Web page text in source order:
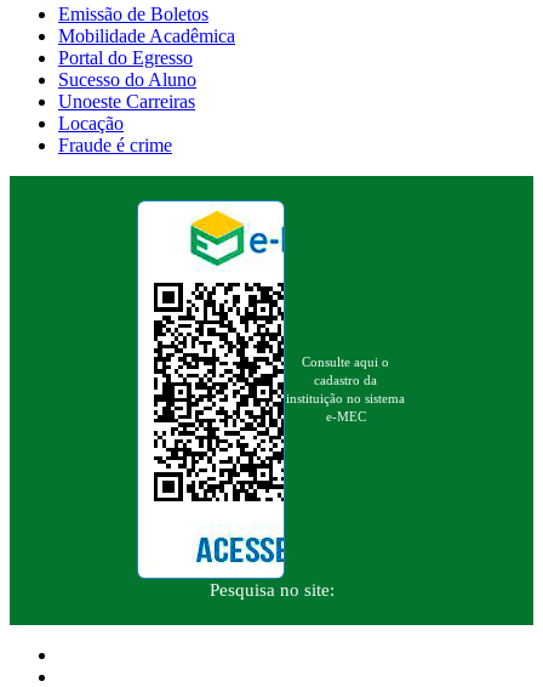
Emissão de Boletos
Mobilidade Acadêmica
Portal do Egresso
Sucesso do Aluno
Unoeste Carreiras
Locação
Fraude é crime
Consulte aqui o
cadastro da
instituição no sistema
e-MEC
Pesquisa no site: